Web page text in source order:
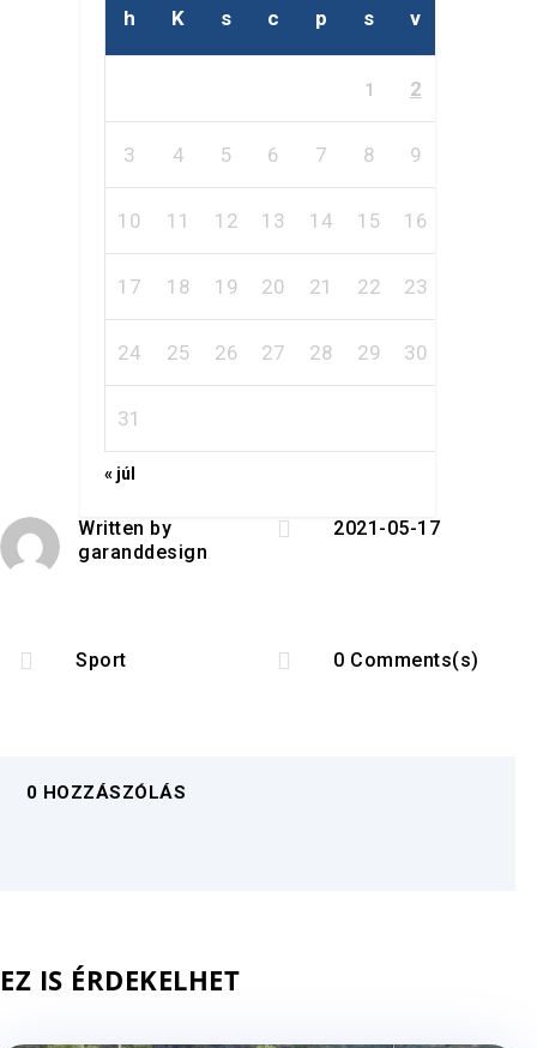
h K s c p s v
1 2
3 4 5 6 7 8 9
10 11 12 13 14 15 16
17 18 19 20 21 22 23
24 25 26 27 28 29 30
31
« júl
Written by
garanddesign
 2021-05-17
 Sport  0 Comments(s)
0 HOZZÁSZÓLÁS
EZ IS ÉRDEKELHET